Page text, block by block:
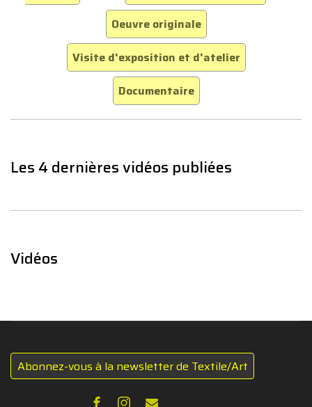
Oeuvre originale
Visite d'exposition et d'atelier
Documentaire
Les 4 dernières vidéos publiées
Vidéos
Abonnez-vous à la newsletter de Textile/Art